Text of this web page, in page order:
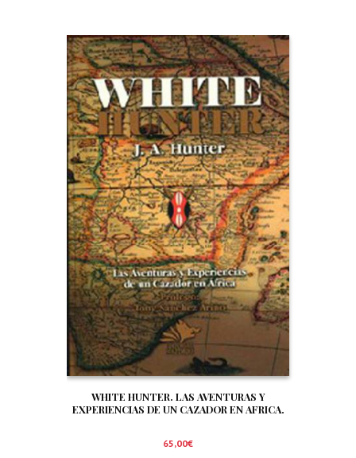
WHITE HUNTER. LAS AVENTURAS Y
EXPERIENCIAS DE UN CAZADOR EN AFRICA.
65,00€